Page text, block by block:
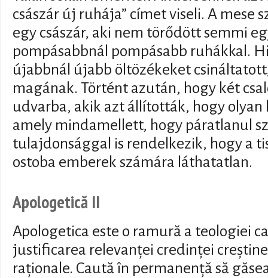
császár új ruhája” címet viseli. A mese
egy császár, aki nem törődött semmi
pompásabbnál pompásabb ruhákkal.
újabbnál újabb öltözékeket
magának. Történt azután, hogy két
udvarba, akik azt állították, hogy
amely mindamellett, hogy páratlanul
tulajdonsággal is rendelkezik, hogy a
ostoba emberek számára láthatatlan.
Apologetică II
Apologetica este o ramură a teologiei
justificarea relevanței credinței
raționale. Caută în permanență să